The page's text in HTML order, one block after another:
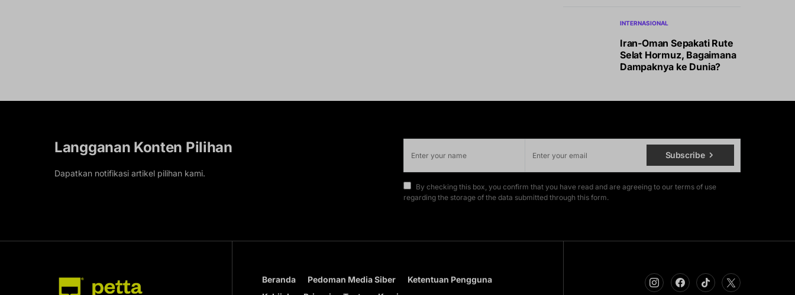
INTERNASIONAL
Iran-Oman Sepakati Rute
Selat Hormuz, Bagaimana
Dampaknya ke Dunia?
Langganan Konten Pilihan
Dapatkan notifikasi artikel pilihan kami.
Subscribe
By checking this box, you confirm that you have read and are agreeing to our terms of use
regarding the storage of the data submitted through this form.
Beranda Pedoman Media Siber
Ketentuan Pengguna